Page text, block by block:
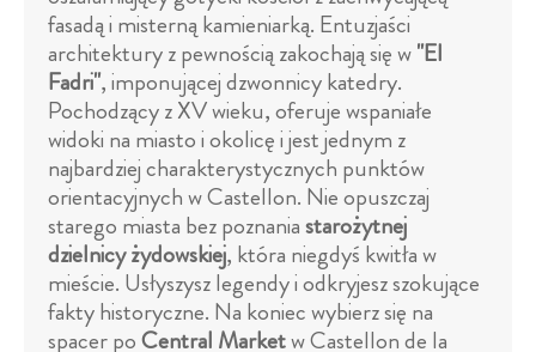
fasadą i misterną kamieniarką. Entuzjaści
architektury z pewnością zakochają się w"El
Fadri", imponującej dzwonnicy katedry.
Pochodzący z XV wieku, oferuje wspaniałe
widoki na miasto i okolicę i jest jednym z
najbardziej charakterystycznych punktów
orientacyjnych w Castellon. Nie opuszczaj
starego miasta bez poznaniastarożytnej
dzielnicy żydowskiej, która niegdyś kwitła w
mieście. Usłyszysz legendy i odkryjesz szokujące
fakty historyczne. Na koniec wybierz się na
spacer poCentral Marketw Castellon de la